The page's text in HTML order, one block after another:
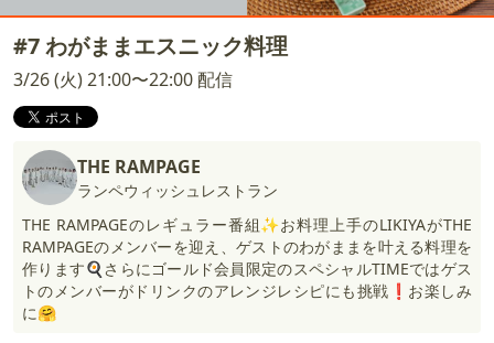
#7 わがままエスニック料理
3/26 (火) 21:00〜22:00 配信
THE RAMPAGE
ランペウィッシュレストラン
THE RAMPAGEのレギュラー番組✨お料理上手のLIKIYAがTHE
RAMPAGEのメンバーを迎え、ゲストのわがままを叶える料理を
作ります🍳さらにゴールド会員限定のスペシャルTIMEではゲス
トのメンバーがドリンクのアレンジレシピにも挑戦❗️お楽しみ
に🤗